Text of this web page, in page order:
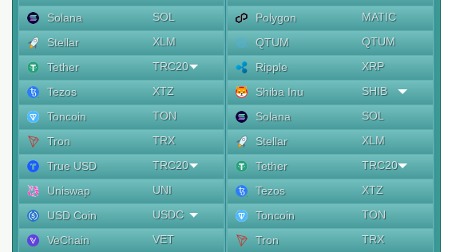
Solana
SOL
Stellar
XLM
Tether
TRC20
Tezos
XTZ
Toncoin
TON
Tron
TRX
True USD
TRC20
Uniswap
UNI
USD Coin
USDC
VeChain
VET
Polygon
MATIC
QTUM
QTUM
Ripple
XRP
Shiba Inu
SHIB
Solana
SOL
Stellar
XLM
Tether
TRC20
Tezos
XTZ
Toncoin
TON
Tron
TRX